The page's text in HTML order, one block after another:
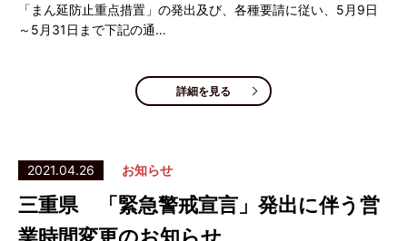
「まん延防止重点措置」の発出及び、各種要請に従い、5月9日
～5月31日まで下記の通…
詳細を見る
2021.04.26 お知らせ
三重県 「緊急警戒宣言」発出に伴う営